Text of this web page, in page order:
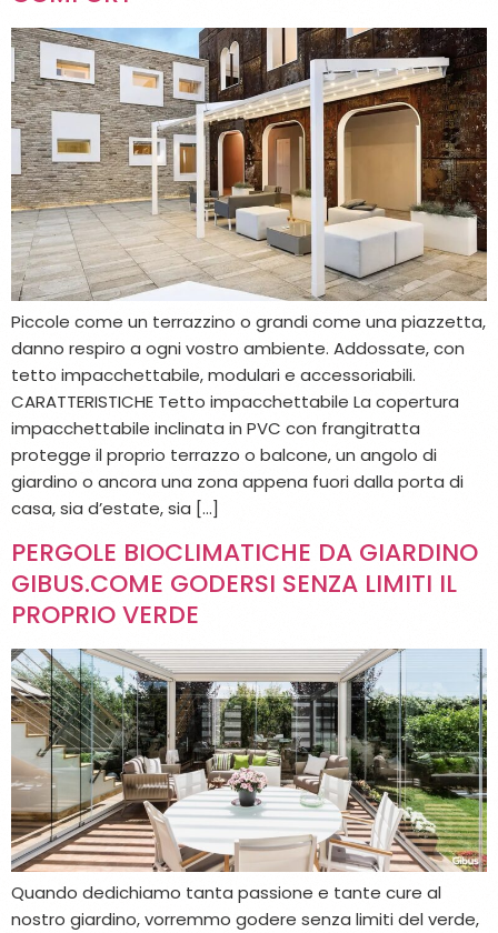
Piccole come un terrazzino o grandi come una piazzetta,
danno respiro a ogni vostro ambiente. Addossate, con
tetto impacchettabile, modulari e accessoriabili.
CARATTERISTICHE Tetto impacchettabile La copertura
impacchettabile inclinata in PVC con frangitratta
protegge il proprio terrazzo o balcone, un angolo di
giardino o ancora una zona appena fuori dalla porta di
casa, sia d’estate, sia […]
PERGOLE BIOCLIMATICHE DA GIARDINO
GIBUS.COME GODERSI SENZA LIMITI IL
PROPRIO VERDE
Quando dedichiamo tanta passione e tante cure al
nostro giardino, vorremmo godere senza limiti del verde,